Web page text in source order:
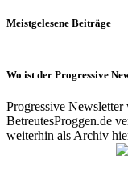
Meistgelesene Beiträge
Wo ist der Progressive
Progressive
BetreutesProggen.de
weiterhin als Archiv